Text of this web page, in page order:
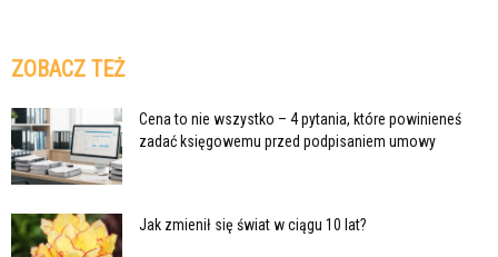
ZOBACZ TEŻ
Cena to nie wszystko – 4 pytania, które powinieneś
zadać księgowemu przed podpisaniem umowy
Jak zmienił się świat w ciągu 10 lat?